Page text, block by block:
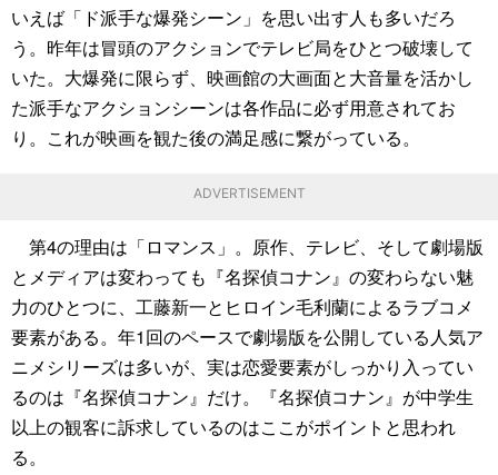
いえば「ド派手な爆発シーン」を思い出す人も多いだろ
う。昨年は冒頭のアクションでテレビ局をひとつ破壊して
いた。大爆発に限らず、映画館の大画面と大音量を活かし
た派手なアクションシーンは各作品に必ず用意されてお
り。これが映画を観た後の満足感に繋がっている。
ADVERTISEMENT
第4の理由は「ロマンス」。原作、テレビ、そして劇場版
とメディアは変わっても『名探偵コナン』の変わらない魅
力のひとつに、工藤新一とヒロイン毛利蘭によるラブコメ
要素がある。年1回のペースで劇場版を公開している人気ア
ニメシリーズは多いが、実は恋愛要素がしっかり入ってい
るのは『名探偵コナン』だけ。『名探偵コナン』が中学生
以上の観客に訴求しているのはここがポイントと思われ
る。